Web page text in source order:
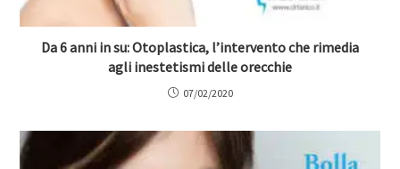
Da 6 anni in su: Otoplastica, l’intervento che rimedia
agli inestetismi delle orecchie
07/02/2020